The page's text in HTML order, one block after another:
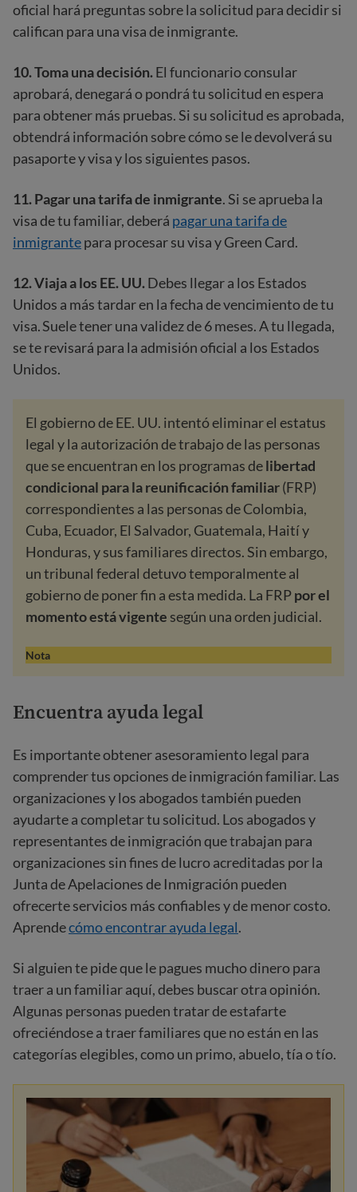
oficial hará preguntas sobre la solicitud para decidir si
califican para una visa de inmigrante.
10.Toma una decisión.El funcionario consular
aprobará, denegará o pondrá tu solicitud en espera
para obtener más pruebas. Si su solicitud es aprobada,
obtendrá información sobre cómo se le devolverá su
pasaporte y visa y los siguientes pasos.
11.Pagar una tarifa de inmigrante. Si se aprueba la
visa de tu familiar, deberá pagar una tarifa de
inmigrantepara procesar su visa y Green Card.
12. Viaja a los EE. UU.Debes llegar a los Estados
Unidos a más tardar en la fecha de vencimiento de tu
visa. Suele tener una validez de 6 meses. A tu llegada,
se te revisará para la admisión oficial a los Estados
Unidos.
El gobierno de EE. UU. intentó eliminar el estatus
legal y la autorización de trabajo de las personas
que se encuentran en los programas delibertad
condicional para la reunificación familiar(FRP)
correspondientes a las personas de Colombia,
Cuba, Ecuador, El Salvador, Guatemala, Haití y
Honduras, y sus familiares directos. Sin embargo,
un tribunal federal detuvo temporalmente al
gobierno de poner fin a esta medida. La FRPpor el
momento está vigente según una orden judicial.
Nota
Encuentra ayuda legal
Es importante obtener asesoramiento legal para
comprender tus opciones de inmigración familiar. Las
organizaciones y los abogados también pueden
ayudarte a completar tu solicitud. Los abogados y
representantes de inmigración que trabajan para
organizaciones sin fines de lucro acreditadas por la
Junta de Apelaciones de Inmigración pueden
ofrecerte servicios más confiables y de menor costo.
Aprendecómo encontrar ayuda legal.
Si alguien te pide que le pagues mucho dinero para
traer a un familiar aquí, debes buscar otra opinión.
Algunas personas pueden tratar de estafarte
ofreciéndose a traer familiares que no están en las
categorías elegibles, como un primo, abuelo, tía o tío.